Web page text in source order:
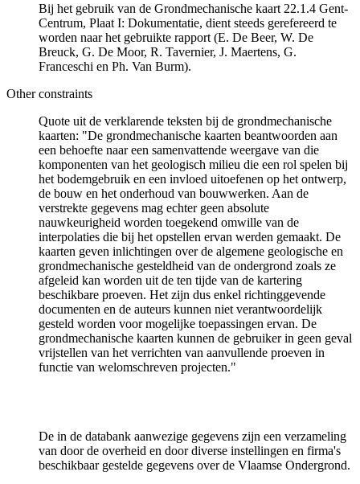
Bij het gebruik van de Grondmechanische kaart 22.1.4 Gent-
Centrum, Plaat I: Dokumentatie, dient steeds gerefereerd te
worden naar het gebruikte rapport (E. De Beer, W. De
Breuck, G. De Moor, R. Tavernier, J. Maertens, G.
Franceschi en Ph. Van Burm).
Other constraints
Quote uit de verklarende teksten bij de grondmechanische
kaarten: "De grondmechanische kaarten beantwoorden aan
een behoefte naar een samenvattende weergave van die
komponenten van het geologisch milieu die een rol spelen bij
het bodemgebruik en een invloed uitoefenen op het ontwerp,
de bouw en het onderhoud van bouwwerken. Aan de
verstrekte gegevens mag echter geen absolute
nauwkeurigheid worden toegekend omwille van de
interpolaties die bij het opstellen ervan werden gemaakt. De
kaarten geven inlichtingen over de algemene geologische en
grondmechanische gesteldheid van de ondergrond zoals ze
afgeleid kan worden uit de ten tijde van de kartering
beschikbare proeven. Het zijn dus enkel richtinggevende
documenten en de auteurs kunnen niet verantwoordelijk
gesteld worden voor mogelijke toepassingen ervan. De
grondmechanische kaarten kunnen de gebruiker in geen geval
vrijstellen van het verrichten van aanvullende proeven in
functie van welomschreven projecten."
De in de databank aanwezige gegevens zijn een verzameling
van door de overheid en door diverse instellingen en firma's
beschikbaar gestelde gegevens over de Vlaamse Ondergrond.